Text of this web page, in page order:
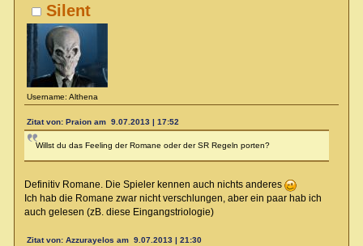
Silent
Username: Althena
Zitat von: Praion am 9.07.2013 | 17:52
Willst du das Feeling der Romane oder der SR Regeln porten?
Definitiv Romane. Die Spieler kennen auch nichts anderes
Ich hab die Romane zwar nicht verschlungen, aber ein paar hab ich
auch gelesen (zB. diese Eingangstriologie)
Zitat von: Azzurayelos am 9.07.2013 | 21:30